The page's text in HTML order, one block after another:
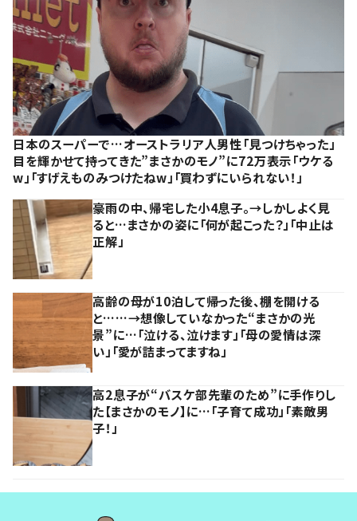
日本のスーパーで…オーストラリア人男性「見つけちゃった」
目を輝かせて持ってきた”まさかのモノ”に72万表示「ウケる
w」「すげえものみつけたねw」「買わずにいられない！」
豪雨の中、帰宅した小4息子。→しかしよく見
ると…まさかの姿に「何が起こった？」「中止は
正解」
高齢の母が10泊して帰った後、棚を開ける
と……→想像していなかった“まさかの光
景”に…「泣ける、泣けます」「母の愛情は深
い」「愛が詰まってますね」
高2息子が“バスケ部先輩のため”に手作りし
た【まさかのモノ】に…「子育て成功」「素敵男
子！」